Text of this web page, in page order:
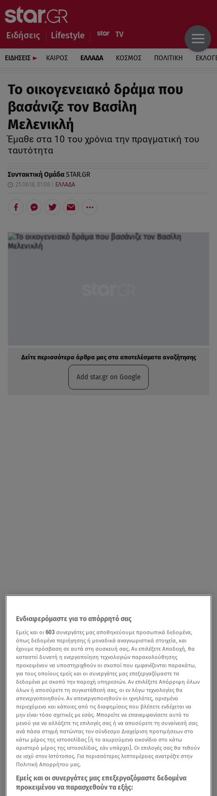
Ειδήσεις Lifestyle
ΕΙΔΗΣΕΙΣ ΚΑΙΡΟΣ ΕΛΛΑΔΑ ΚΟΣΜΟΣ ΠΟΛΙΤΙΚΗ
Το οικογενειακό δράμα που
βασάνιζε τον Βασίλη
Μελενικλή
Έμαθε στα 10 του χρόνια την πραγματική του
ταυτότητα
Συντακτική ΟμάδαSTAR.GR
25.06.18, 01:08 ΕΛΛΑΔΑ
Δείτε περισσότερα άρθρα μας στα αποτελέσματα αναζήτησης
Add star.gr on Google
Ενδιαφερόμαστε για το απόρρητό σας
Εμείς και οι603 συνεργάτες μας αποθηκεύουμε προσωπικά δεδομένα,
όπως δεδομένα περιήγησης ή μοναδικά αναγνωριστικά στοιχεία, και
έχουμε πρόσβαση σε αυτά στη συσκευή σας. Αν επιλέξετε Αποδοχή, θα
καταστεί δυνατή η ενεργοποίηση τεχνολογιών παρακολούθησης
προκειμένου να υποστηριχθούν οι σκοποί που εμφανίζονται παρακάτω,
για τους οποίους εμείς και οι συνεργάτες μας επεξεργαζόμαστε τα
δεδομένα με σκοπό την παροχή υπηρεσιών. Αν επιλέξετε Απόρριψη όλων
όλων ή αποσύρετε τη συγκατάθεσή σας, οι εν λόγω τεχνολογίες θα
απενεργοποιηθούν. Αν απενεργοποιηθούν οι ιχνηλάτες, ορισμένο
περιεχόμενο και κάποιες από τις διαφημίσεις που βλέπετε ενδέχεται να
μην είναι τόσο σχετικές με εσάς. Μπορείτε να επανεμφανίσετε αυτό το
μενού για να αλλάξετε τις επιλογές σας ή να αποσύρετε τη συναίνεσή σας
ανά πάσα στιγμή πατώντας τον σύνδεσμο Διαχείριση προτιμήσεων στο
κάτω μέρος της ιστοσελίδας [ή το αιωρούμενο εικονίδιο στο κάτω
αριστερό μέρος της ιστοσελίδας, εάν υπάρχει]. Οι επιλογές σας θα τεθούν
σε ισχύ στον Ιστότοπος. Για περισσότερες λεπτομέρειες ανατρέξτε στην
Πολιτική Απορρήτου μας.
Εμείς και οι συνεργάτες μας επεξεργαζόμαστε δεδομένα
προκειμένου να παρασχεθούν τα εξής: